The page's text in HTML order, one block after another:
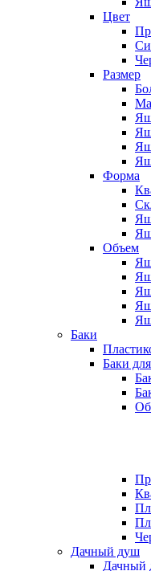
Цвет
Размер
Форма
Объем
Баки
Баки
Дачный душ
Дачный